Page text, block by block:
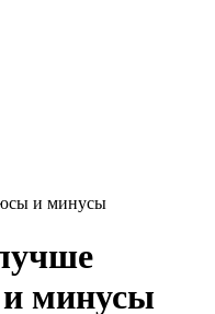
и минусы
минусы